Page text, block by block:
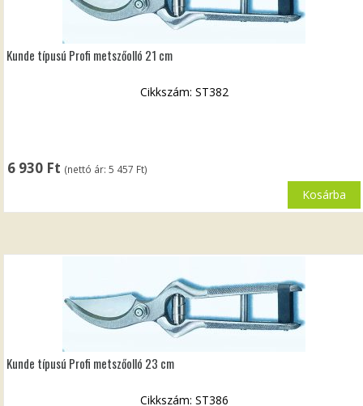
Kunde típusú Profi metszőolló 21 cm
6 930 Ft (nettó ár:5 457 Ft)
Cikkszám: ST382
Kosárba
Kunde típusú Profi metszőolló 23 cm
Cikkszám: ST386